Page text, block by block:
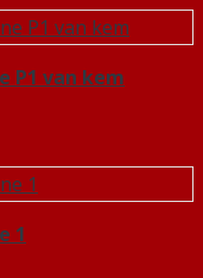
P1 van kem
1